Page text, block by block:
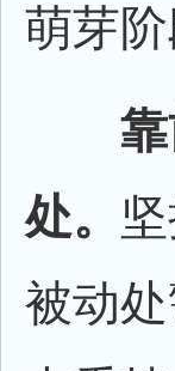
萌芽阶
处。
被动